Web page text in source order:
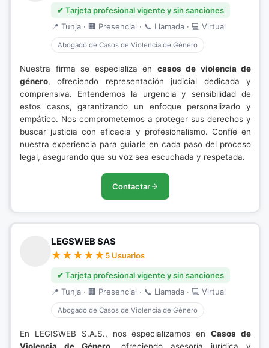
✔ Tarjeta profesional vigente y sin sanciones
📍 Tunja · 🏢 Presencial · 📞 Llamada · 💻 Virtual
Abogado de Casos de Violencia de Género
Nuestra firma se especializa en casos de violencia de
género, ofreciendo representación judicial dedicada y
comprensiva. Entendemos la urgencia y sensibilidad de
estos casos, garantizando un enfoque personalizado y
empático. Nos comprometemos a proteger sus derechos y
buscar justicia con eficacia y profesionalismo. Confíe en
nuestra experiencia para guiarle en cada paso del proceso
legal, asegurando que su voz sea escuchada y respetada.
Contactar
LEGSWEB SAS
5 Usuarios
✔ Tarjeta profesional vigente y sin sanciones
📍 Tunja · 🏢 Presencial · 📞 Llamada · 💻 Virtual
Abogado de Casos de Violencia de Género
En LEGISWEB S.A.S., nos especializamos enCasos de